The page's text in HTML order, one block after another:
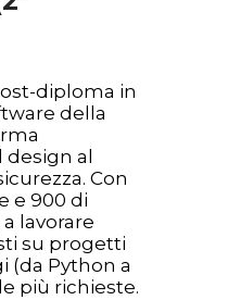
diploma in
della
design al
Con
e 900 di
lavorare
su progetti
(da Python a
più richieste.